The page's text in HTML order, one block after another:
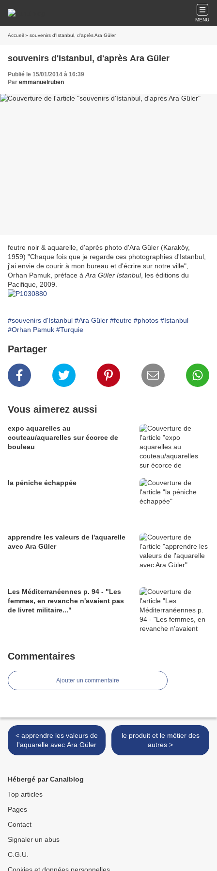
MENU
Accueil » souvenirs d'Istanbul, d'après Ara Güler
souvenirs d'Istanbul, d'après Ara Güler
Publié le 15/01/2014 à 16:39
Par emmanuelruben
feutre noir & aquarelle, d'après photo d'Ara Güler (Karaköy,
1959) "Chaque fois que je regarde ces photographies d'Istanbul,
j'ai envie de courir à mon bureau et d'écrire sur notre ville",
Orhan Pamuk, préface à Ara Güler Istanbul, les éditions du
Pacifique, 2009.
#souvenirs d'Istanbul #Ara Güler #feutre #photos #Istanbul
#Orhan Pamuk #Turquie
Partager
Vous aimerez aussi
expo aquarelles au
couteau/aquarelles sur écorce de
bouleau
la péniche échappée
apprendre les valeurs de l'aquarelle
avec Ara Güler
Les Méditerranéennes p. 94 - "Les
femmes, en revanche n'avaient pas
de livret militaire..."
Commentaires
Ajouter un commentaire
< apprendre les valeurs de
l'aquarelle avec Ara Güler
le produit et le métier des
autres >
Hébergé par Canalblog
Top articles
Pages
Contact
Signaler un abus
C.G.U.